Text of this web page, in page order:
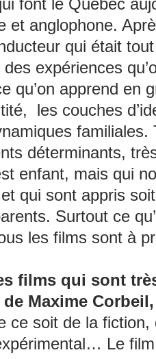
font le Québec
et anglophone.
qui était
expériences
qu’on apprend en
les couches
familiales.
déterminants,
enfant, mais qui
qui sont appris
Surtout ce
les films sont à
films qui sont
Maxime
ce soit de la fiction,
Le